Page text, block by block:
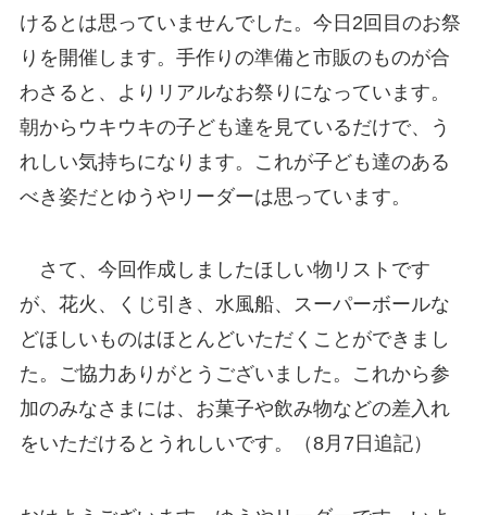
けるとは思っていませんでした。今日2回目のお祭
りを開催します。手作りの準備と市販のものが合
わさると、よりリアルなお祭りになっています。
朝からウキウキの子ども達を見ているだけで、う
れしい気持ちになります。これが子ども達のある
べき姿だとゆうやリーダーは思っています。
さて、今回作成しましたほしい物リストです
が、花火、くじ引き、水風船、スーパーボールな
どほしいものはほとんどいただくことができまし
た。ご協力ありがとうございました。これから参
加のみなさまには、お菓子や飲み物などの差入れ
をいただけるとうれしいです。（8月7日追記）